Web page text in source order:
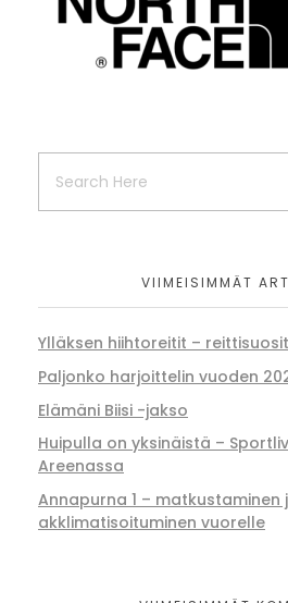
VIIMEISIMMÄT
Ylläksen hiihtoreitit –
Paljonko harjoittelin vuoden
Elämäni Biisi -jakso
Huipulla on yksinäistä –
Areenassa
Annapurna 1 – matkustaminen
akklimatisoituminen vuorelle